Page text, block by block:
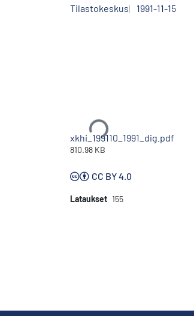
Tilastokeskus 1991-11-15
Ladataan...
xkhi_199110_1991_dig.pdf
810.98 KB
CC BY 4.0
Lataukset 155